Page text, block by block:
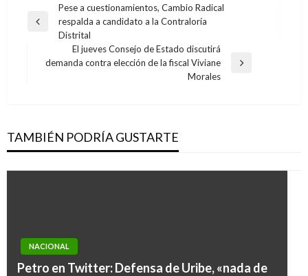
Navegación
de
entradas
Entrada
anterior
Pese a cuestionamientos, Cambio Radical
respalda a candidato a la Contraloría
Distrital
Entrada
El jueves Consejo de Estado discutirá
demanda contra elección de la fiscal Viviane
Morales
TAMBIÉN PODRÍA GUSTARTE
NACIONAL
Petro en Twitter: Defensa de Uribe, «nada de